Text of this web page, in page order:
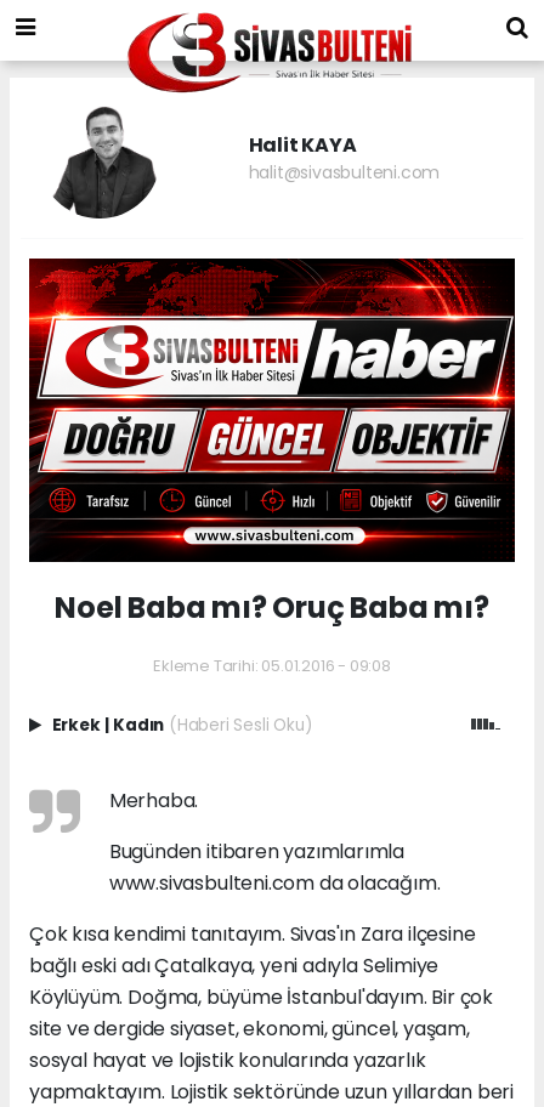
Halit KAYA
halit@sivasbulteni.com
Noel Baba mı? Oruç Baba mı?
Ekleme Tarihi: 05.01.2016 - 09:08
Erkek | Kadın (Haberi Sesli Oku)
Merhaba.
Bugünden itibaren yazımlarımla
www.sivasbulteni.com da olacağım.
Çok kısa kendimi tanıtayım. Sivas'ın Zara ilçesine
bağlı eski adı Çatalkaya, yeni adıyla Selimiye
Köylüyüm. Doğma, büyüme İstanbul'dayım. Bir çok
site ve dergide siyaset, ekonomi, güncel, yaşam,
sosyal hayat ve lojistik konularında yazarlık
yapmaktayım. Lojistik sektöründe uzun yıllardan beri